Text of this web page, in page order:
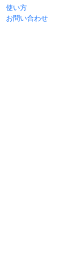
使い方
お問い合わせ